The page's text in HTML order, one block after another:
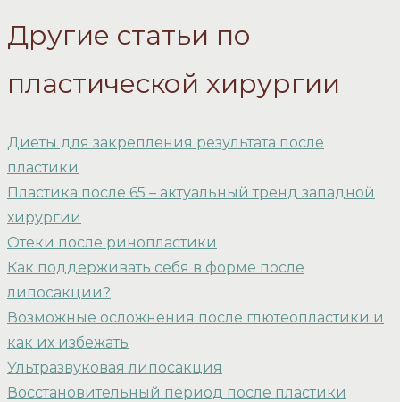
Другие статьи по
пластической хирургии
Диеты для закрепления результата после
пластики
Пластика после 65 – актуальный тренд западной
хирургии
Отеки после ринопластики
Как поддерживать себя в форме после
липосакции?
Возможные осложнения после глютеопластики и
как их избежать
Ультразвуковая липосакция
Восстановительный период после пластики